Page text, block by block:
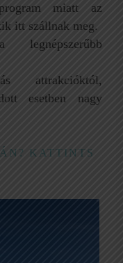
miatt az
itt szállnak meg.
attrakcióktól,
esetben nagy
KATTINTS